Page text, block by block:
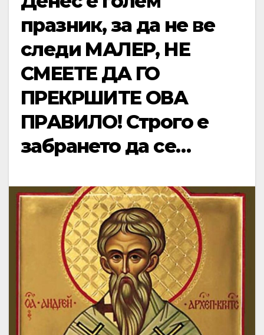
празник, за да не ве
следи МАЛЕР, НЕ
СМЕЕТЕ ДА ГО
ПРЕКРШИТЕ ОВА
ПРАВИЛО! Строго е
забрането да се…